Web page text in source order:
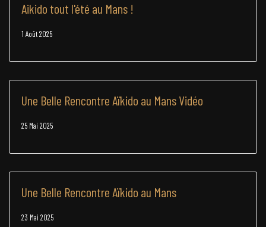
Aikido tout l'été au Mans !
1 Août 2025
Une Belle Rencontre Aïkido au Mans Vidéo
25 Mai 2025
Une Belle Rencontre Aïkido au Mans
23 Mai 2025